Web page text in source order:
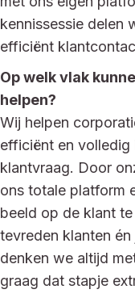
kennissessie delen
efficiënt
Op welk vlak
helpen?
Wij helpen
efficiënt en
klantvraag. Door
ons totale platform
beeld op de klant
tevreden klanten
denken we altijd
graag dat stapje